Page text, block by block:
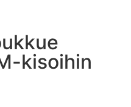
kisoihin